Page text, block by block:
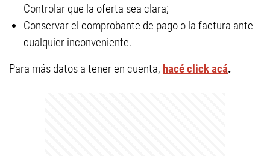
Controlar que la oferta sea clara;
Conservar el comprobante de pago o la factura ante
cualquier inconveniente.
Para más datos a tener en cuenta, hacé click acá.